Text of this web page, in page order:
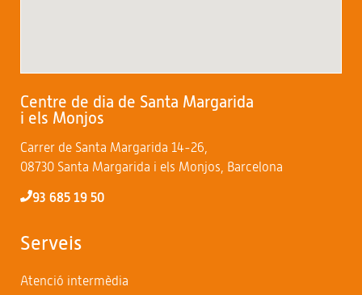
Centre de dia de Santa Margarida
i els Monjos
Carrer de Santa Margarida 14-26,
08730 Santa Margarida i els Monjos, Barcelona
93 685 19 50
Serveis
Atenció intermèdia